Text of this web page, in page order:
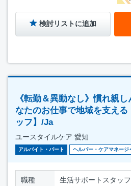
検討リストに追加
《転勤＆異動なし》慣れ親
なたのお仕事で地域を支える
ッフ】/Ja
ユースタイルケア 愛知
アルバイト・パート ヘルパー・ケアマネージ
職種 生活サポートスタッフ